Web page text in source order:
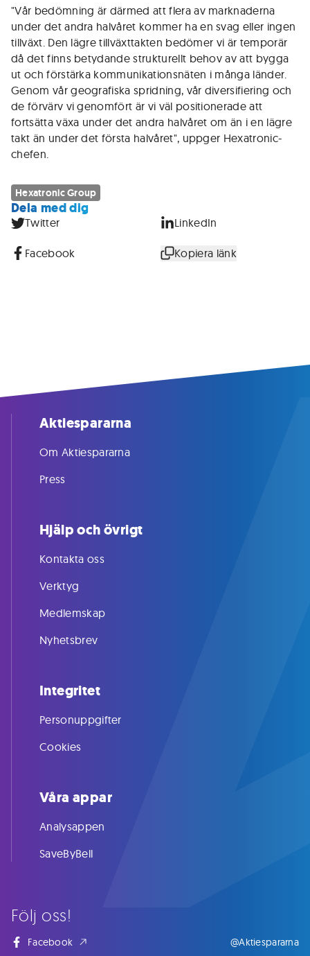
"Vår bedömning är därmed att flera av marknaderna
under det andra halvåret kommer ha en svag eller ingen
tillväxt. Den lägre tillväxttakten bedömer vi är temporär
då det finns betydande strukturellt behov av att bygga
ut och förstärka kommunikationsnäten i många länder.
Genom vår geografiska spridning, vår diversifiering och
de förvärv vi genomfört är vi väl positionerade att
fortsätta växa under det andra halvåret om än i en lägre
takt än under det första halvåret", uppger Hexatronic-
chefen.
Hexatronic Group
Dela med dig
Twitter LinkedIn
Facebook Kopiera länk
Följ oss!
Facebook @Aktiespararna
Aktiespararna
Om Aktiespararna
Press
Hjälp och övrigt
Kontakta oss
Verktyg
Medlemskap
Nyhetsbrev
Integritet
Personuppgifter
Cookies
Våra appar
Analysappen
SaveByBell